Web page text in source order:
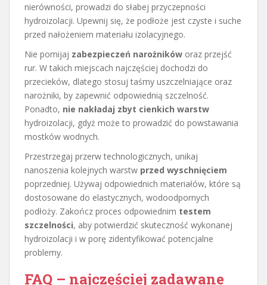
nierówności, prowadzi do słabej przyczepności
hydroizolacji. Upewnij się, że podłoże jest czyste i suche
przed nałożeniem materiału izolacyjnego.
Nie pomijaj zabezpieczeń narożników oraz przejść
rur. W takich miejscach najczęściej dochodzi do
przecieków, dlatego stosuj taśmy uszczelniające oraz
narożniki, by zapewnić odpowiednią szczelność.
Ponadto, nie nakładaj zbyt cienkich warstw
hydroizolacji, gdyż może to prowadzić do powstawania
mostków wodnych.
Przestrzegaj przerw technologicznych, unikaj
nanoszenia kolejnych warstw przed wyschnięciem
poprzedniej. Używaj odpowiednich materiałów, które są
dostosowane do elastycznych, wodoodpornych
podłoży. Zakończ proces odpowiednim testem
szczelności, aby potwierdzić skuteczność wykonanej
hydroizolacji i w porę zidentyfikować potencjalne
problemy.
FAQ – najczęściej zadawane